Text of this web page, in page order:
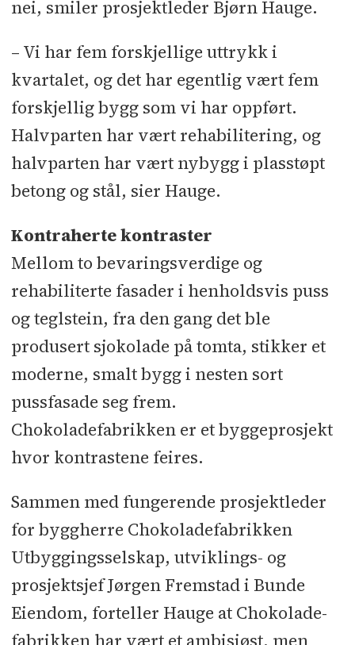
Fredriksen og Boro-Bygg (Bt 1), Seim
& Hultgreen (Bt 2 og 3), RI-V:
UnionConsult l RIE: Rejlers l RIAku:
Multiconsult, Roy By (Bygg F) l
RIGeo: Løvlien Georåd l RIBr: Sweco
(Bt 1 og 2), Egil Berge (Bt 3) l BYFY:
Underentreprenører/leverandører:
Oppmåling: Geomatikk l Rystelse og
støymåling: SBV Consult l Riving:
Øst-Riv l Grunnarbeider: Nordisk
Fundamentering l Betongarbeider:
Fãrdig Betong, Betongmann l
Forskaling: Teknikk l Prefab
svalganger og trapper: Nor Element l
Prefab yttervegger: Opplandske
Anlegg l Hulldekker: Spenncon l
Montasje prefab: Bygg og
Anleggstjenester l Balkonger:
Balkongbygg l Bærestål: E.K.
Mekaniske l Armeringsstål: Celsa
nei, smiler prosjektleder Bjørn Hauge.
– Vi har fem forskjellige uttrykk i
kvartalet, og det har egentlig vært fem
forskjellig bygg som vi har oppført.
Halvparten har vært rehabilitering, og
halvparten har vært nybygg i plasstøpt
betong og stål, sier Hauge.
Kontraherte kontraster
Mellom to bevaringsverdige og
rehabiliterte fasader i henholdsvis puss
og teglstein, fra den gang det ble
produsert sjokolade på tomta, stikker et
moderne, smalt bygg i nesten sort
pussfasade seg frem.
Chokoladefabrikken er et byggeprosjekt
hvor kontrastene feires.
Sammen med fungerende prosjektleder
for byggherre Chokoladefabrikken
Utbyggingsselskap, utviklings- og
prosjektsjef Jørgen Fremstad i Bunde
Eiendom, forteller Hauge at Chokolade-